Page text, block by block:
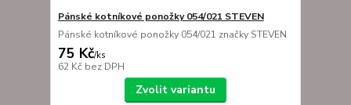
Pánské kotníkové ponožky 054/021 STEVEN
Pánské kotníkové ponožky 054/021 značky STEVEN
75 Kč/ks
62 Kč bez DPH
Zvolit variantu